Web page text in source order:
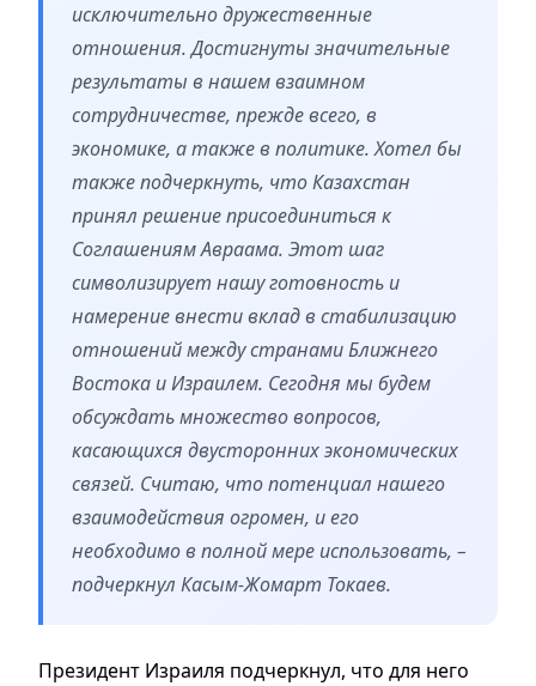
исключительно дружественные
отношения. Достигнуты значительные
результаты в нашем взаимном
сотрудничестве, прежде всего, в
экономике, а также в политике. Хотел бы
также подчеркнуть, что Казахстан
принял решение присоединиться к
Соглашениям Авраама. Этот шаг
символизирует нашу готовность и
намерение внести вклад в стабилизацию
отношений между странами Ближнего
Востока и Израилем. Сегодня мы будем
обсуждать множество вопросов,
касающихся двусторонних экономических
связей. Считаю, что потенциал нашего
взаимодействия огромен, и его
необходимо в полной мере использовать, –
подчеркнул Касым-Жомарт Токаев.
Президент Израиля подчеркнул, что для него